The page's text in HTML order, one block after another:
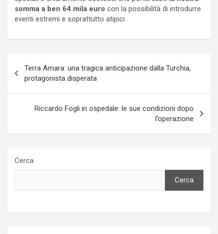
somma a ben 64 mila euro con la possibilità di introdurre
eventi estremi e soprattutto atipici.
articoli
Terra Amara: una tragica anticipazione dalla Turchia,
protagonista disperata
Riccardo Fogli in ospedale: le sue condizioni dopo
l’operazione
Cerca
Cerca